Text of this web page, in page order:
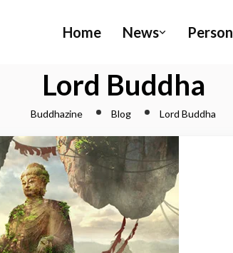
Home News Person
Lord Buddha
Buddhazine Blog Lord Buddha